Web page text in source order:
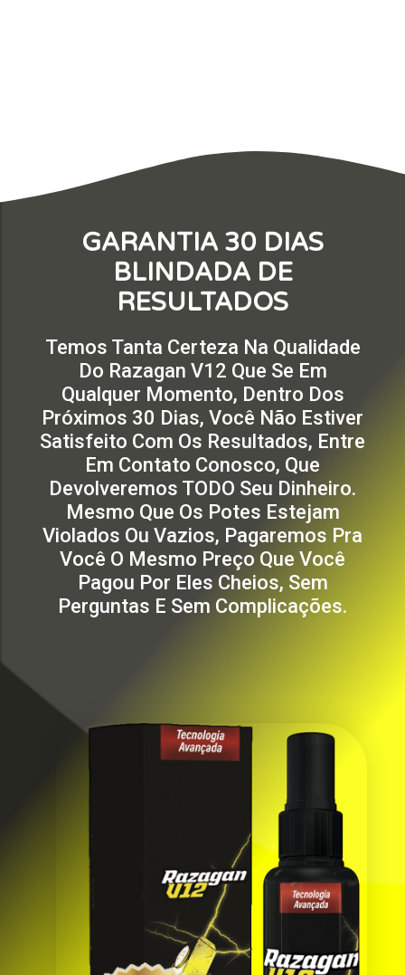
GARANTIA 30 DIAS
BLINDADA DE
RESULTADOS
Temos Tanta Certeza Na Qualidade
Do Razagan V12 Que Se Em
Qualquer Momento, Dentro Dos
Próximos 30 Dias, Você Não Estiver
Satisfeito Com Os Resultados, Entre
Em Contato Conosco, Que
Devolveremos TODO Seu Dinheiro.
Mesmo Que Os Potes Estejam
Violados Ou Vazios, Pagaremos Pra
Você O Mesmo Preço Que Você
Pagou Por Eles Cheios, Sem
Perguntas E Sem Complicações.